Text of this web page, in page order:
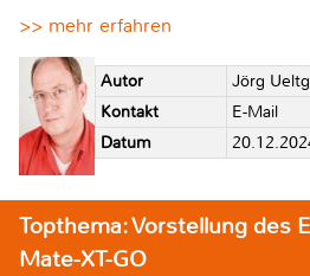
>> mehr erfahren
Autor
Jörg
Kontakt
E-Mail
Datum
Topthema: Vorstellung des
Mate-XT-GO